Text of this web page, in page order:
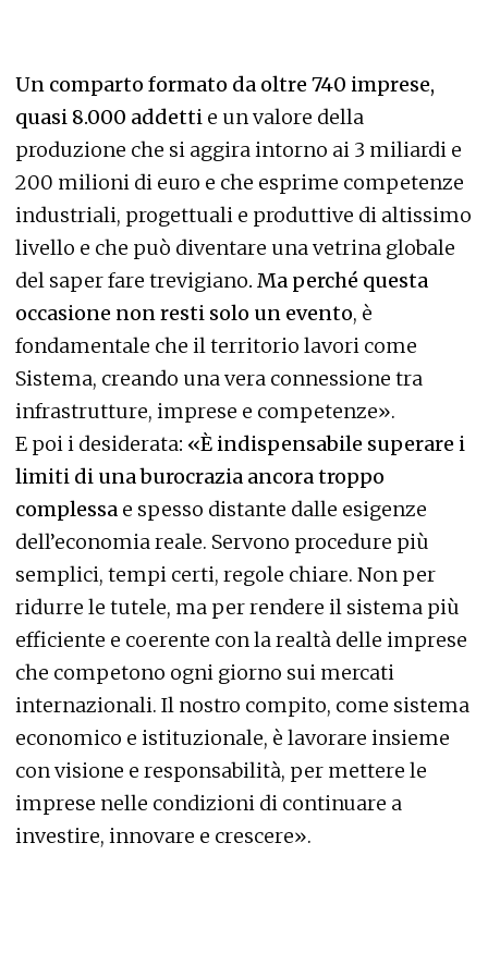
Un comparto formato da oltre 740 imprese,
quasi 8.000 addetti e un valore della
produzione che si aggira intorno ai 3 miliardi e
200 milioni di euro e che esprime competenze
industriali, progettuali e produttive di altissimo
livello e che può diventare una vetrina globale
del saper fare trevigiano. Ma perché questa
occasione non resti solo un evento, è
fondamentale che il territorio lavori come
Sistema, creando una vera connessione tra
infrastrutture, imprese e competenze».
E poi i desiderata: «È indispensabile superare i
limiti di una burocrazia ancora troppo
complessa e spesso distante dalle esigenze
dell’economia reale. Servono procedure più
semplici, tempi certi, regole chiare. Non per
ridurre le tutele, ma per rendere il sistema più
efficiente e coerente con la realtà delle imprese
che competono ogni giorno sui mercati
internazionali. Il nostro compito, come sistema
economico e istituzionale, è lavorare insieme
con visione e responsabilità, per mettere le
imprese nelle condizioni di continuare a
investire, innovare e crescere».